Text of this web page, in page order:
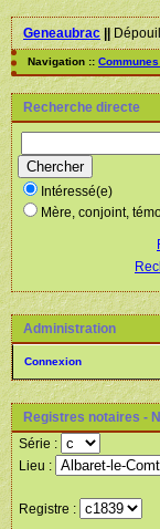
Geneaubrac||
Navigation ::
Recherche directe
Intéressé(e)
Mère, conjoint,
Administration
Connexion
Registres notaires -
Série :
Lieu :
Registre :